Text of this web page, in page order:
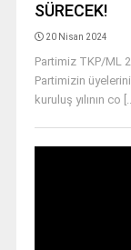
SÜRECEK!
20 Nisan 2024
Partimiz TKP/ML
Partimizin
kuruluş yılının co